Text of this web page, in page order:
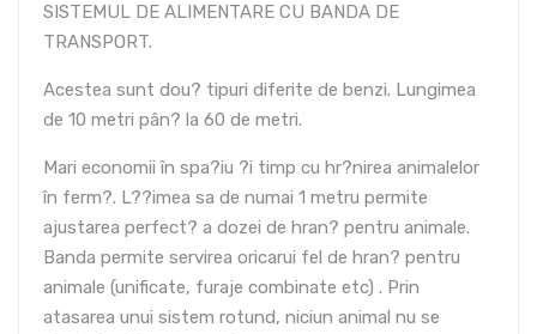
SISTEMUL DE ALIMENTARE CU BANDA DE
TRANSPORT.
Acestea sunt dou? tipuri diferite de benzi. Lungimea
de 10 metri pân? la 60 de metri.
Mari economii în spa?iu ?i timp cu hr?nirea animalelor
în ferm?. L??imea sa de numai 1 metru permite
ajustarea perfect? a dozei de hran? pentru animale.
Banda permite servirea oricarui fel de hran? pentru
animale (unificate, furaje combinate etc) . Prin
atasarea unui sistem rotund, niciun animal nu se